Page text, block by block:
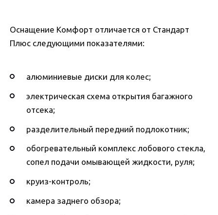
Оснащение Комфорт отличается от Стандарт
Плюс следующими показателями:
алюминиевые диски для колес;
электрическая схема открытия багажного
отсека;
разделительный передний подлокотник;
обогревательный комплекс лобового стекла,
сопел подачи омывающей жидкости, руля;
круиз-контроль;
камера заднего обзора;